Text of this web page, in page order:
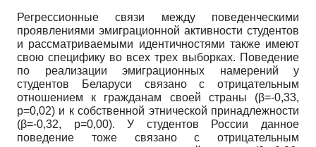
Регрессионные связи между поведенческими
проявлениями эмиграционной активности студентов
и рассматриваемыми идентичностями также имеют
свою специфику во всех трех выборках. Поведение
по реализации эмиграционных намерений у
студентов Беларуси связано с отрицательным
отношением к гражданам своей страны (β=-0,33,
p=0,02) и к собственной этнической принадлежности
(β=-0,32, p=0,00). У студентов России данное
поведение тоже связано с отрицательным